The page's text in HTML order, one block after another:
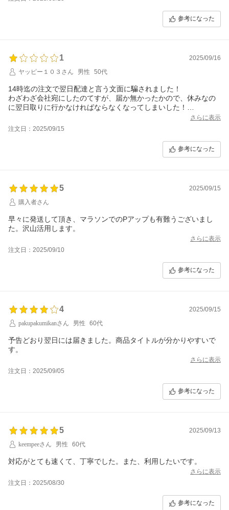
参考になった
1
2025/09/16
ヤッピー１０３さん
男性 50代
14時迄の注文で翌日配達と言う文面に騙されました！
わざわざ会社宛にしたのてすが、届か無かったかので、休みなの
に翌日取りに行かなければならなくなってしまいした！
配達出来ないなら、連絡さえもらえれば、届け先を自宅に変更し
たのですが、連絡さえ有りませんてした！
さらに表示
注文日：2025/09/15
参考になった
5
2025/09/15
購入者さん
早々に発送して頂き、マラソンでのPアップも有難うございまし
た。沢山活用します。
さらに表示
注文日：2025/09/10
参考になった
4
2025/09/15
pakupakumikanさん
男性 60代
予告どおり翌日には届きました。商品タイトルが分かりやすいで
す。
さらに表示
注文日：2025/09/05
参考になった
5
2025/09/13
keempeeさん
男性 60代
対応がとても速くて、丁寧でした。また、利用したいです。
さらに表示
注文日：2025/08/30
参考になった